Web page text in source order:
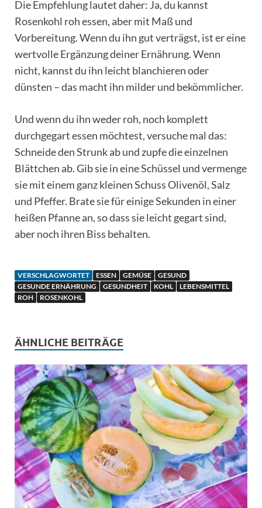
Die Empfehlung lautet daher: Ja, du kannst
Rosenkohl roh essen, aber mit Maß und
Vorbereitung. Wenn du ihn gut verträgst, ist er eine
wertvolle Ergänzung deiner Ernährung. Wenn
nicht, kannst du ihn leicht blanchieren oder
dünsten – das macht ihn milder und bekömmlicher.
Und wenn du ihn weder roh, noch komplett
durchgegart essen möchtest, versuche mal das:
Schneide den Strunk ab und zupfe die einzelnen
Blättchen ab. Gib sie in eine Schüssel und vermenge
sie mit einem ganz kleinen Schuss Olivenöl, Salz
und Pfeffer. Brate sie für einige Sekunden in einer
heißen Pfanne an, so dass sie leicht gegart sind,
aber noch ihren Biss behalten.
VERSCHLAGWORTET ESSEN GEMÜSE
GESUND
GESUNDE ERNÄHRUNG
GESUNDHEIT KOHL
LEBENSMITTEL
ROH
ROSENKOHL
ÄHNLICHE BEITRÄGE